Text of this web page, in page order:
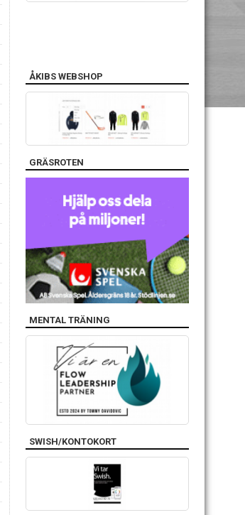
ÅKIBS WEBSHOP
GRÄSROTEN
MENTAL TRÄNING
SWISH/KONTOKORT